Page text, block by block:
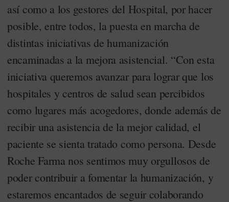
así como a los gestores del Hospital, por hacer
posible, entre todos, la puesta en marcha de
distintas iniciativas de humanización
encaminadas a la mejora asistencial. “Con esta
iniciativa queremos avanzar para lograr que los
hospitales y centros de salud sean percibidos
como lugares más acogedores, donde además de
recibir una asistencia de la mejor calidad, el
paciente se sienta tratado como persona. Desde
Roche Farma nos sentimos muy orgullosos de
poder contribuir a fomentar la humanización, y
estaremos encantados de seguir colaborando